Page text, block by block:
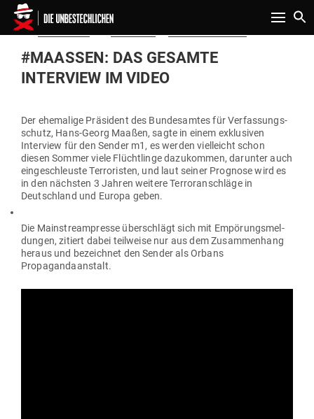
Toggle
Am
#MAASSEN: DAS GESAMTE I
NTERVIEW IM VIDEO
Der ehe­malige Prä­sident des Bun­des­amtes für Ver­fas­sungs­
schutz, Hans-Georg Maaßen, sagte in einem exklu­siven
Interview für den Sender m1, es werden viel­leicht schon
diesen Sommer viele Flücht­linge dazu­kommen, dar­unter auch
ein­ge­schleuste Ter­ro­risten, und laut seiner Pro­gnose wird es
in den nächsten 3 Jahren weitere Ter­ror­an­schläge in
Deutschland und Europa geben.
Die Main­stream­presse über­schlägt sich mit Empö­rungs­mel­
dungen, zitiert dabei teil­weise nur aus dem Zusam­menhang
heraus und bezeichnet den Sender als Orbans
Propagandaanstalt.